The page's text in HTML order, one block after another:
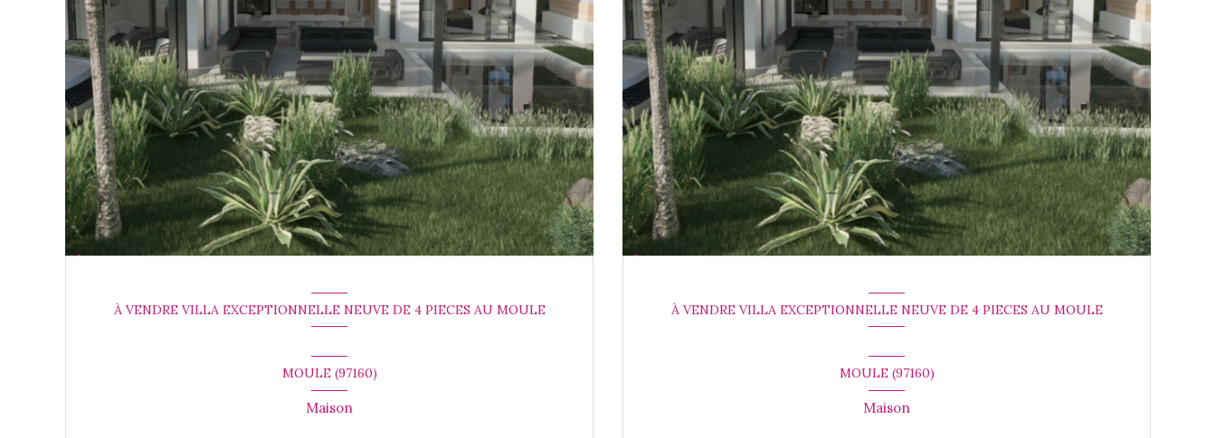
À VENDRE VILLA EXCEPTIONNELLE NEUVE DE 4 PIECES AU MOULE
MOULE (97160)
Maison
À VENDRE VILLA EXCEPTIONNELLE NEUVE DE 4 PIECES AU MOULE
MOULE (97160)
Maison